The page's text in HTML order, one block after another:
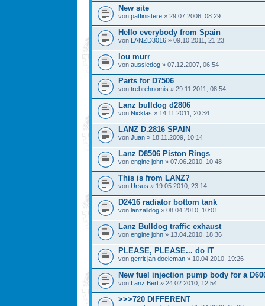
New site
von patfinistere » 29.07.2006, 08:29
Hello everybody from Spain
von LANZD3016 » 09.10.2011, 21:23
lou murr
von aussiedog » 07.12.2007, 06:54
Parts for D7506
von trebrehnomis » 29.11.2011, 08:54
Lanz bulldog d2806
von Nicklas » 14.11.2011, 20:34
LANZ D.2816 SPAIN
von Juan » 18.11.2009, 10:14
Lanz D8506 Piston Rings
von engine john » 07.06.2010, 10:48
This is from LANZ?
von Ursus » 19.05.2010, 23:14
D2416 radiator bottom tank
von lanzalldog » 08.04.2010, 10:01
Lanz Bulldog traffic exhaust
von engine john » 13.04.2010, 18:36
PLEASE, PLEASE... do IT
von gerrit jan doeleman » 10.04.2010, 19:26
New fuel injection pump body for a
von Lanz Bert » 24.02.2010, 12:54
>>>720 DIFFERENT